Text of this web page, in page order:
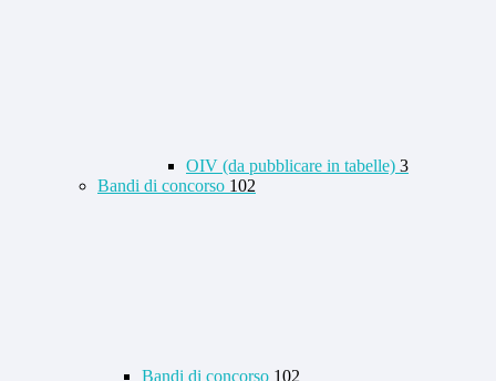
OIV (da pubblicare in tabelle) 3
Bandi di concorso 102
Bandi di concorso 102